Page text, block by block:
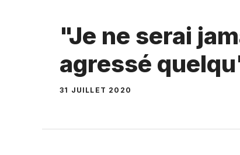
"Je ne serai
agressé
31 JUILLET 2020